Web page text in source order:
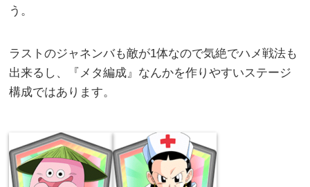
う。
ラストのジャネンバも敵が1体なので気絶でハメ戦法も
出来るし、『メタ編成』なんかを作りやすいステージ
構成ではあります。